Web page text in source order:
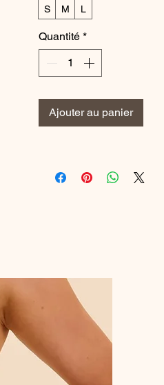
S M L
Quantité *
Ajouter au panier